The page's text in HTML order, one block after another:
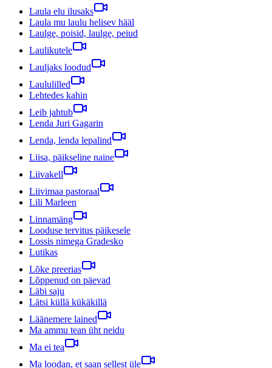
Laula elu ilusaks
Laula mu laulu helisev hääl
Laulge, poisid, laulge, peiud
Laulikutele
Lauljaks loodud
Laululilled
Lehtedes kahin
Leib jahtub
Lenda Juri Gagarin
Lenda, lenda lepalind
Liisa, päikseline naine
Liivakell
Liivimaa pastoraal
Lili Marleen
Linnamäng
Looduse tervitus päikesele
Lossis nimega Gradesko
Lutikas
Lõke preerias
Lõppenud on päevad
Läbi saju
Lätsi küllä kükäkillä
Läänemere lained
Ma ammu tean üht neidu
Ma ei tea
Ma loodan, et saan sellest üle